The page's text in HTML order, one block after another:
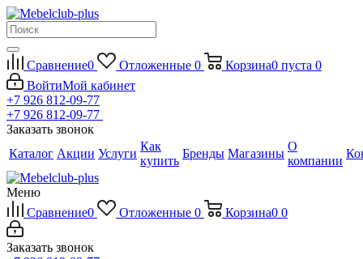
Сравнение0 Отложенные 0 Корзина0 пуста 0
ВойтиМой кабинет
+7 926 812-09-77
+7 926 812-09-77
Заказать звонок
Каталог Акции Услуги
Как
купить
Бренды Магазины
О
компании
Меню
Сравнение0 Отложенные 0 Корзина0 0
Заказать звонок